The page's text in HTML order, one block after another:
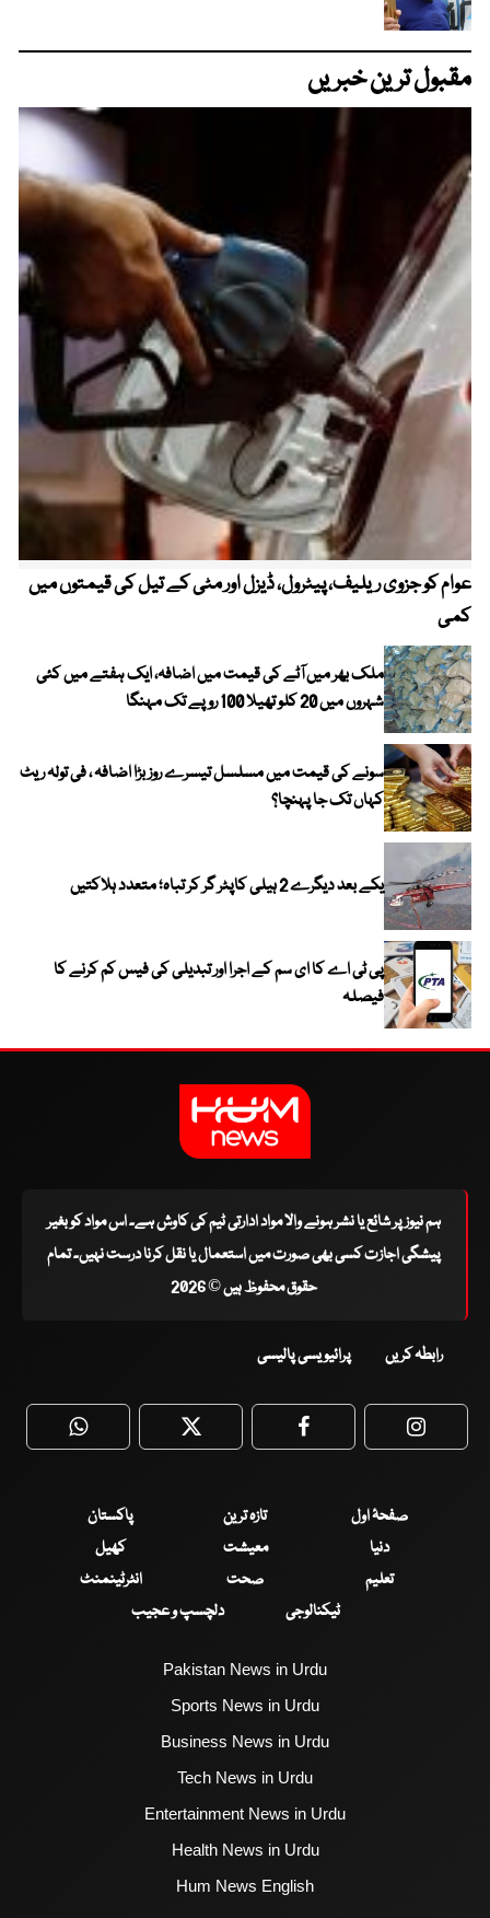
مقبول ترین خبریں
عوام کو جزوی ریلیف، پیٹرول، ڈیزل اور مٹی کے تیل کی قیمتوں میں
کمی
ملک بھر میں آٹے کی قیمت میں اضافہ، ایک ہفتے میں کئی
شہروں میں 20 کلو تھیلا 100 روپے تک مہنگا
سونے کی قیمت میں مسلسل تیسرے روز بڑا اضافہ ، فی تولہ ریٹ
کہاں تک جا پہنچا؟
یکے بعد دیگرے 2 ہیلی کاپٹر گر کر تباہ؛ متعدد ہلاکتیں
پی ٹی اے کا ای سم کے اجرا اور تبدیلی کی فیس کم کرنے کا
فیصلہ
ہم نیوز پر شائع یا نشر ہونے والا مواد ادارتی ٹیم کی کاوش ہے۔ اس مواد کو بغیر
پیشگی اجازت کسی بھی صورت میں استعمال یا نقل کرنا درست نہیں۔ تمام
حقوق محفوظ ہیں © 2026
رابطہ کریں پرائیویسی پالیسی
WhatsApp Twitter Facebook
صفحۂ اول تازہ ترین
پاکستان
دنیا
معیشت
کھیل
تعلیم
صحت
انٹرٹینمنٹ
ٹیکنالوجی
دلچسپ و عجیب
Pakistan News in Urdu
Sports News in Urdu
Business News in Urdu
Tech News in Urdu
Entertainment News in Urdu
Health News in Urdu
Hum News English